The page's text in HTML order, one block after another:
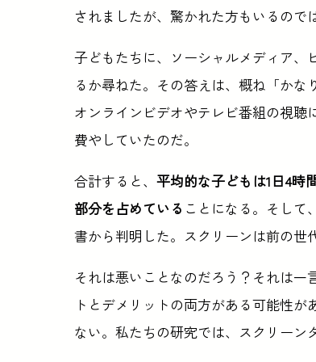
されましたが、驚かれた方もいるので
子どもたちに、ソーシャルメディア、
るか尋ねた。その答えは、概ね「かな
オンラインビデオやテレビ番組の視聴
費やしていたのだ。
合計すると、 平均的な子どもは1日4時
部分を占めている ことになる。そして
書から判明した。スクリーンは前の世
それは悪いことなのだろう？それは一
トとデメリットの両方がある可能性
ない。私たちの研究では、スクリーン